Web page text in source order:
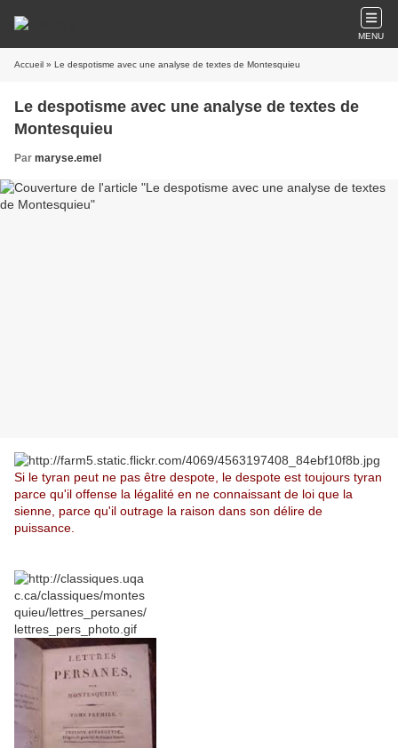
MENU
Accueil » Le despotisme avec une analyse de textes de Montesquieu
Le despotisme avec une analyse de textes de
Montesquieu
Par maryse.emel
Si le tyran peut ne pas être despote, le despote est toujours tyran
parce qu'il offense la légalité en ne connaissant de loi que la
sienne, parce qu'il outrage la raison dans son délire de
puissance.